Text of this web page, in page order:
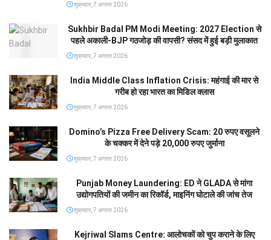
शुक्रवार, 7 अगस्त 2026
Sukhbir Badal PM Modi Meeting: 2027 Election से
पहले अकाली-BJP गठजोड़ की वापसी? संसद में हुई बड़ी मुलाकात
शुक्रवार, 7 अगस्त 2026
India Middle Class Inflation Crisis: महंगाई की मार से
गरीब हो रहा भारत का मिडिल क्लास
शुक्रवार, 7 अगस्त 2026
Domino’s Pizza Free Delivery Scam: 20 रुपए वसूलने
के चक्कर में देने पड़े 20,000 रुपए जुर्माना
शुक्रवार, 7 अगस्त 2026
Punjab Money Laundering: ED ने GLADA से मांगा
उद्योगपतियों की जमीन का रिकॉर्ड, माइनिंग घोटाले की जांच तेज
शुक्रवार, 7 अगस्त 2026
Kejriwal Slams Centre: आलोचकों को चुप कराने के लिए